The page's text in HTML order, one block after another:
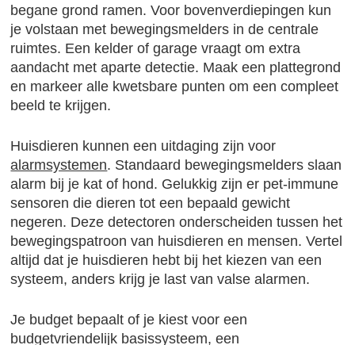
begane grond ramen. Voor bovenverdiepingen kun
je volstaan met bewegingsmelders in de centrale
ruimtes. Een kelder of garage vraagt om extra
aandacht met aparte detectie. Maak een plattegrond
en markeer alle kwetsbare punten om een compleet
beeld te krijgen.
Huisdieren kunnen een uitdaging zijn voor
alarmsystemen. Standaard bewegingsmelders slaan
alarm bij je kat of hond. Gelukkig zijn er pet-immune
sensoren die dieren tot een bepaald gewicht
negeren. Deze detectoren onderscheiden tussen het
bewegingspatroon van huisdieren en mensen. Vertel
altijd dat je huisdieren hebt bij het kiezen van een
systeem, anders krijg je last van valse alarmen.
Je budget bepaalt of je kiest voor een
budgetvriendelijk basissysteem, een